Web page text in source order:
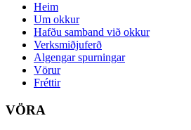
Heim
Um okkur
Hafðu samband við okkur
Verksmiðjuferð
Algengar spurningar
Vörur
Fréttir
VÖRA